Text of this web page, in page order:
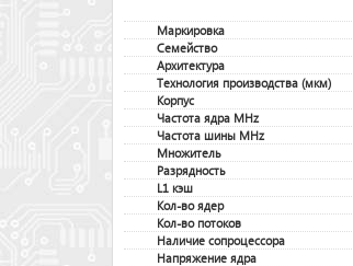
Маркировка
Семейство
Архитектура
Технология производства (мкм)
Корпус
Частота ядра MHz
Частота шины MHz
Множитель
Разрядность
L1 кэш
Кол-во ядер
Кол-во потоков
Наличие сопроцессора
Напряжение ядра